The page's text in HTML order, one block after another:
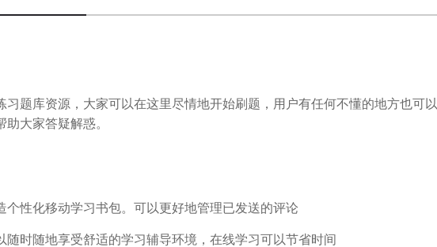
习题库资源，大家可以在这里尽情地开始刷题，用户有任何不懂的地方也可以
大家答疑解惑。
个性化移动学习书包。可以更好地管理已发送的评论
随时随地享受舒适的学习辅导环境，在线学习可以节省时间